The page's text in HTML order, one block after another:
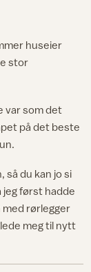
huseier
stor
var som det
på det beste
så du kan jo si
jeg først hadde
med rørlegger
meg til nytt